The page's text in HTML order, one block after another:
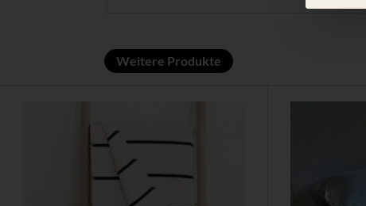
Weitere Produkte
Varianten